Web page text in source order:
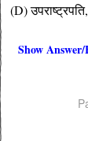
(D)
Show